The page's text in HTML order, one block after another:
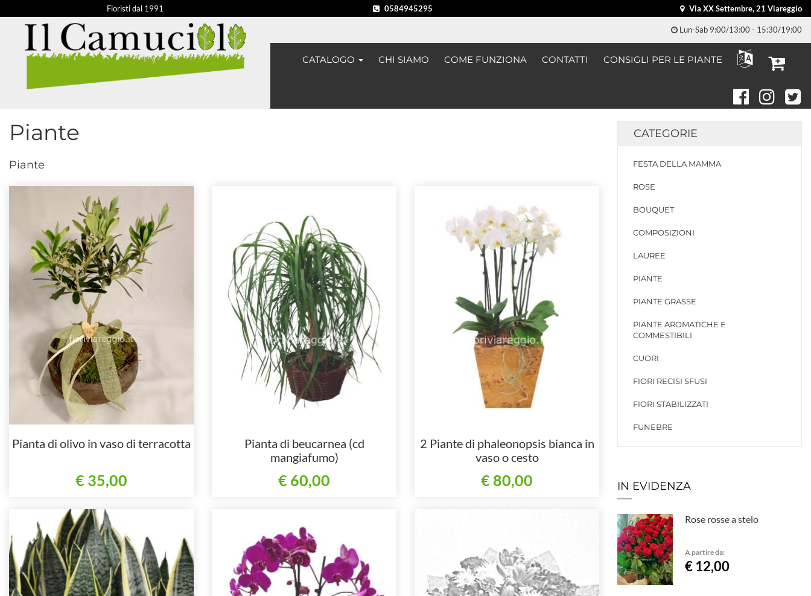
Fioristi dal 1991 0584945295 Via XX Settembre, 21 Viareggio
Lun-Sab 9:00/13:00 - 15:30/19:00
CATALOGO CHI SIAMO COME FUNZIONA CONTATTI CONSIGLI PER LE PIANTE
Piante
Piante
Pianta di olivo in vaso di terracotta
€ 35,00
Pianta di beucarnea (cd
mangiafumo)
€ 60,00
2 Piante di phaleonopsis bianca in
vaso o cesto
€ 80,00
CATEGORIE
FESTA DELLA MAMMA
ROSE
BOUQUET
COMPOSIZIONI
LAUREE
PIANTE
PIANTE GRASSE
PIANTE AROMATICHE E
COMMESTIBILI
CUORI
FIORI RECISI SFUSI
FIORI STABILIZZATI
FUNEBRE
IN EVIDENZA
Rose rosse a stelo
A partire da:
€ 12,00